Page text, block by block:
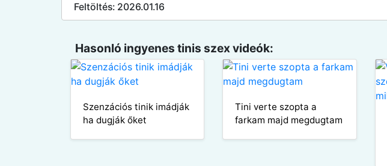
Feltöltés: 2026.01.16
Hasonló ingyenes tinis szex videók:
Szenzációs tinik imádják
ha dugják őket
Tini verte szopta a
farkam majd megdugtam